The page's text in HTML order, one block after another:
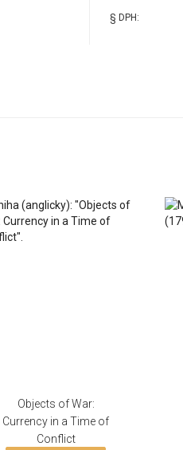
§ DPH:
Objects of War:
Currency in a Time of
Conflict